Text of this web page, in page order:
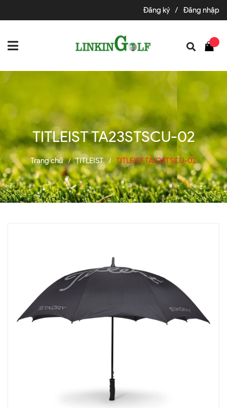
Đăng ký / Đăng nhập
TITLEIST TA23STSCU-02
Trang chủ / TITLEIST / TITLEIST TA23STSCU-02